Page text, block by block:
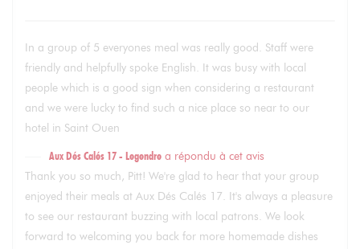
In a group of 5 everyones meal was really good. Staff were
friendly and helpfully spoke English. It was busy with local
people which is a good sign when considering a restaurant
and we were lucky to find such a nice place so near to our
hotel in Saint Ouen
Aux Dés Calés 17 - Legendre a répondu à cet avis
Thank you so much, Pitt! We're glad to hear that your group
enjoyed their meals at Aux Dés Calés 17. It's always a pleasure
to see our restaurant buzzing with local patrons. We look
forward to welcoming you back for more homemade dishes